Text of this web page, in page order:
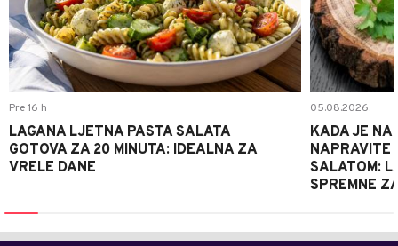
Pre 16 h
LAGANA LJETNA PASTA SALATA
GOTOVA ZA 20 MINUTA: IDEALNA ZA
VRELE DANE
05.08.2026.
KADA JE
NAPRAVITE
SALATOM:
SPREMNE